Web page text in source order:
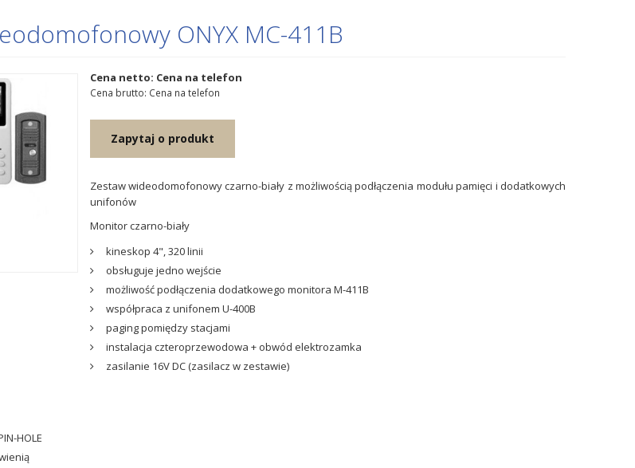
ONYX MC-411B
Cena netto: Cena na telefon
Cena brutto: Cena na telefon
Zapytaj o produkt
Zestaw wideodomofonowy czarno-biały z możliwością podłączenia modułu pamięci i dodatkowych
unifonów
Monitor czarno-biały
kineskop 4", 320 linii
obsługuje jedno wejście
możliwość podłączenia dodatkowego monitora M-411B
współpraca z unifonem U-400B
paging pomiędzy stacjami
instalacja czteroprzewodowa + obwód elektrozamka
zasilanie 16V DC (zasilacz w zestawie)
HOLE